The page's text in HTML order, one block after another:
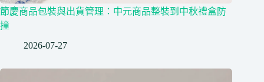
節慶商品包裝與出貨管理：中元商品整裝到中秋禮盒防
撞
2026-07-27